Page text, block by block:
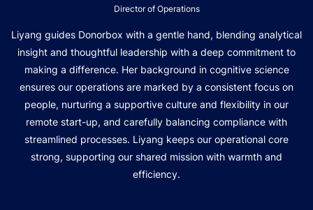
Director of Operations
Liyang guides Donorbox with a gentle hand, blending analytical
insight and thoughtful leadership with a deep commitment to
making a difference. Her background in cognitive science
ensures our operations are marked by a consistent focus on
people, nurturing a supportive culture and flexibility in our
remote start-up, and carefully balancing compliance with
streamlined processes. Liyang keeps our operational core
strong, supporting our shared mission with warmth and
efficiency.